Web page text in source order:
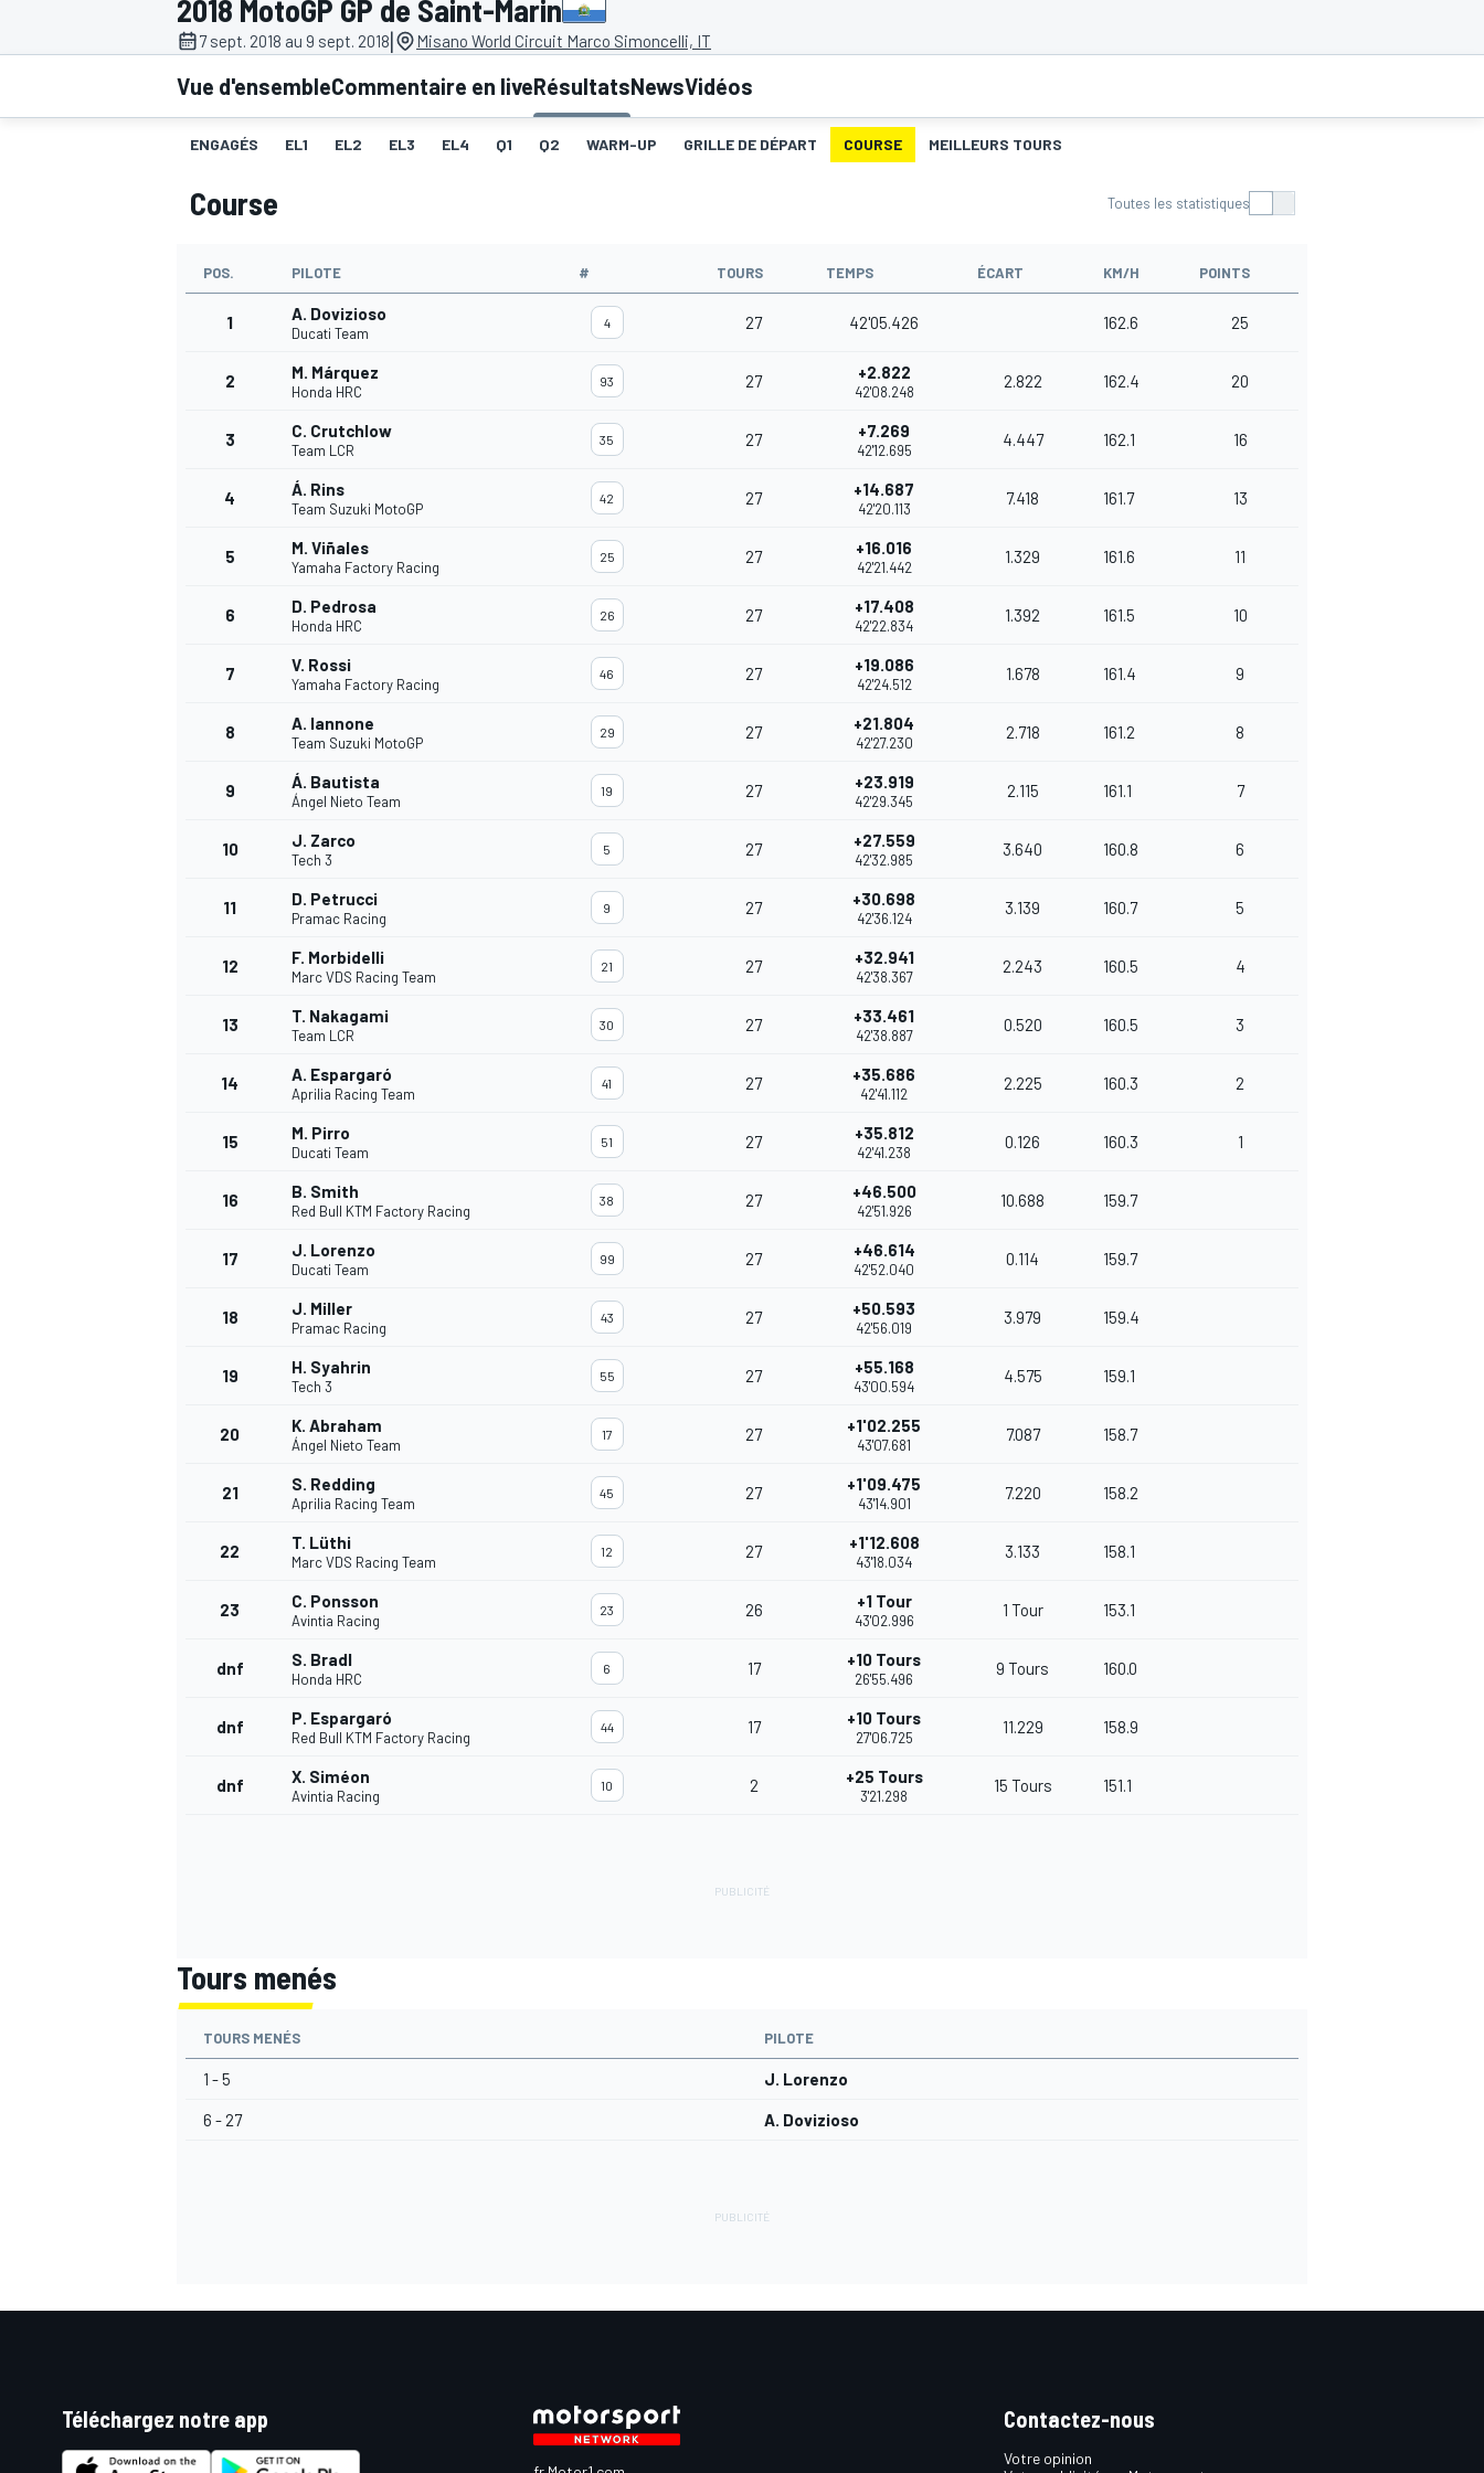
AUTRES CHAMPIONNATS
2018 MotoGP GP de Saint-Marin
7 sept. 2018 au 9 sept. 2018| Misano World Circuit Marco Simoncelli, IT
Vue d'ensembleCommentaire en liveRésultatsNewsVidéos
ENGAGÉS EL1 EL2 EL3 EL4 Q1 Q2 WARM-UP GRILLE DE DÉPART COURSE MEILLEURS TOURS
Course Toutes les statistiques
POS. PILOTE # TOURS TEMPS ÉCART KM/H POINTS
1 A. Dovizioso
Ducati Team
4 27 42'05.426 162.6 25
2 M. Márquez
Honda HRC
93 27 +2.822
42'08.248
2.822 162.4 20
3 C. Crutchlow
Team LCR
35 27 +7.269
42'12.695
4.447 162.1 16
4 Á. Rins
Team Suzuki MotoGP
42 27 +14.687
42'20.113
7.418 161.7 13
5 M. Viñales
Yamaha Factory Racing
25 27 +16.016
42'21.442
1.329 161.6 11
6 D. Pedrosa
Honda HRC
26 27 +17.408
42'22.834
1.392 161.5 10
7 V. Rossi
Yamaha Factory Racing
46 27 +19.086
42'24.512
1.678 161.4 9
8 A. Iannone
Team Suzuki MotoGP
29 27 +21.804
42'27.230
2.718 161.2 8
9 Á. Bautista
Ángel Nieto Team
19 27 +23.919
42'29.345
2.115 161.1 7
10 J. Zarco
Tech 3
5 27 +27.559
42'32.985
3.640 160.8 6
11 D. Petrucci
Pramac Racing
9 27 +30.698
42'36.124
3.139 160.7 5
12 F. Morbidelli
Marc VDS Racing Team
21 27 +32.941
42'38.367
2.243 160.5 4
13 T. Nakagami
Team LCR
30 27 +33.461
42'38.887
0.520 160.5 3
14 A. Espargaró
Aprilia Racing Team
41 27 +35.686
42'41.112
2.225 160.3 2
15 M. Pirro
Ducati Team
51 27 +35.812
42'41.238
0.126 160.3 1
16 B. Smith
Red Bull KTM Factory Racing
38 27 +46.500
42'51.926
10.688 159.7
17 J. Lorenzo
Ducati Team
99 27 +46.614
42'52.040
0.114 159.7
18 J. Miller
Pramac Racing
43 27 +50.593
42'56.019
3.979 159.4
19 H. Syahrin
Tech 3
55 27 +55.168
43'00.594
4.575 159.1
20 K. Abraham
Ángel Nieto Team
17 27 +1'02.255
43'07.681
7.087 158.7
21 S. Redding
Aprilia Racing Team
45 27 +1'09.475
43'14.901
7.220 158.2
22 T. Lüthi
Marc VDS Racing Team
12 27 +1'12.608
43'18.034
3.133 158.1
23 C. Ponsson
Avintia Racing
23 26 +1 Tour
43'02.996
1 Tour 153.1
dnf S. Bradl
Honda HRC
6 17 +10 Tours
26'55.496
9 Tours 160.0
dnf P. Espargaró
Red Bull KTM Factory Racing
44 17 +10 Tours
27'06.725
11.229 158.9
dnf X. Siméon
Avintia Racing
10 2 +25 Tours
3'21.298
15 Tours 151.1
Tours menés
TOURS MENÉS PILOTE
1 - 5 J. Lorenzo
6 - 27 A. Dovizioso
Téléchargez notre app Contactez-nous
Votre opinion